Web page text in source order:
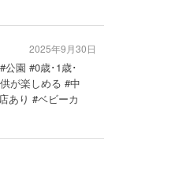
園 #0歳･1歳･
が楽しめる #中
あり #ベビーカ
2025年9月30日